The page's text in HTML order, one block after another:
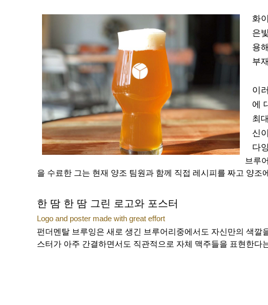
화
은
용
부
이
에
최
신
다
브루
을 수료한 그는 현재 양조 팀원과 함께 직접 레시피를 짜고 양조
한 땀 한 땀 그린 로고와 포스터
Logo and poster made with great effort
펀더멘탈 브루잉은 새로 생긴 브루어리중에서도 자신만의 색
스터가 아주 간결하면서도 직관적으로 자체 맥주들을 표현한다